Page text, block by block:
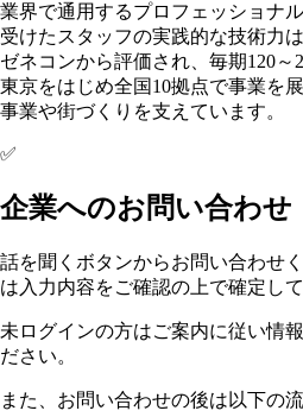
業界で通用するプロフェッショナ
受けたスタッフの実践的な技術力
ゼネコンから評価され、毎期120～
東京をはじめ全国10拠点で事業を
事業や街づくりを支えています。
✅
企業へのお問い合わせ
話を聞くボタンからお問い合わせ
は入力内容をご確認の上で確定して
未ログインの方はご案内に従い情
ださい。
また、お問い合わせの後は以下の